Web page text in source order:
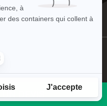
à
des containers qui collent à
J'accepte
DEVIS